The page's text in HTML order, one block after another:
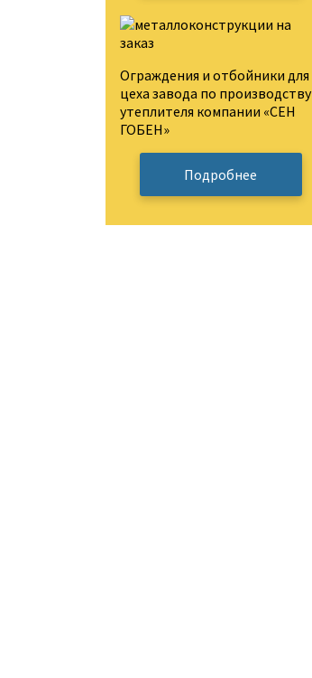
Ограждения и отбойники для
цеха завода по производству
утеплителя компании «СЕН
ГОБЕН»
Подробнее